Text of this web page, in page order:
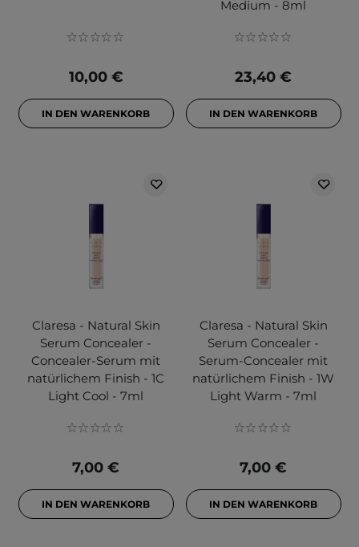
10,00 €
IN DEN WARENKORB
Medium - 8ml
23,40 €
IN DEN WARENKORB
Claresa - Natural Skin
Serum Concealer -
Concealer-Serum mit
natürlichem Finish - 1C
Light Cool - 7ml
7,00 €
IN DEN WARENKORB
Claresa - Natural Skin
Serum Concealer -
Serum-Concealer mit
natürlichem Finish - 1W
Light Warm - 7ml
7,00 €
IN DEN WARENKORB